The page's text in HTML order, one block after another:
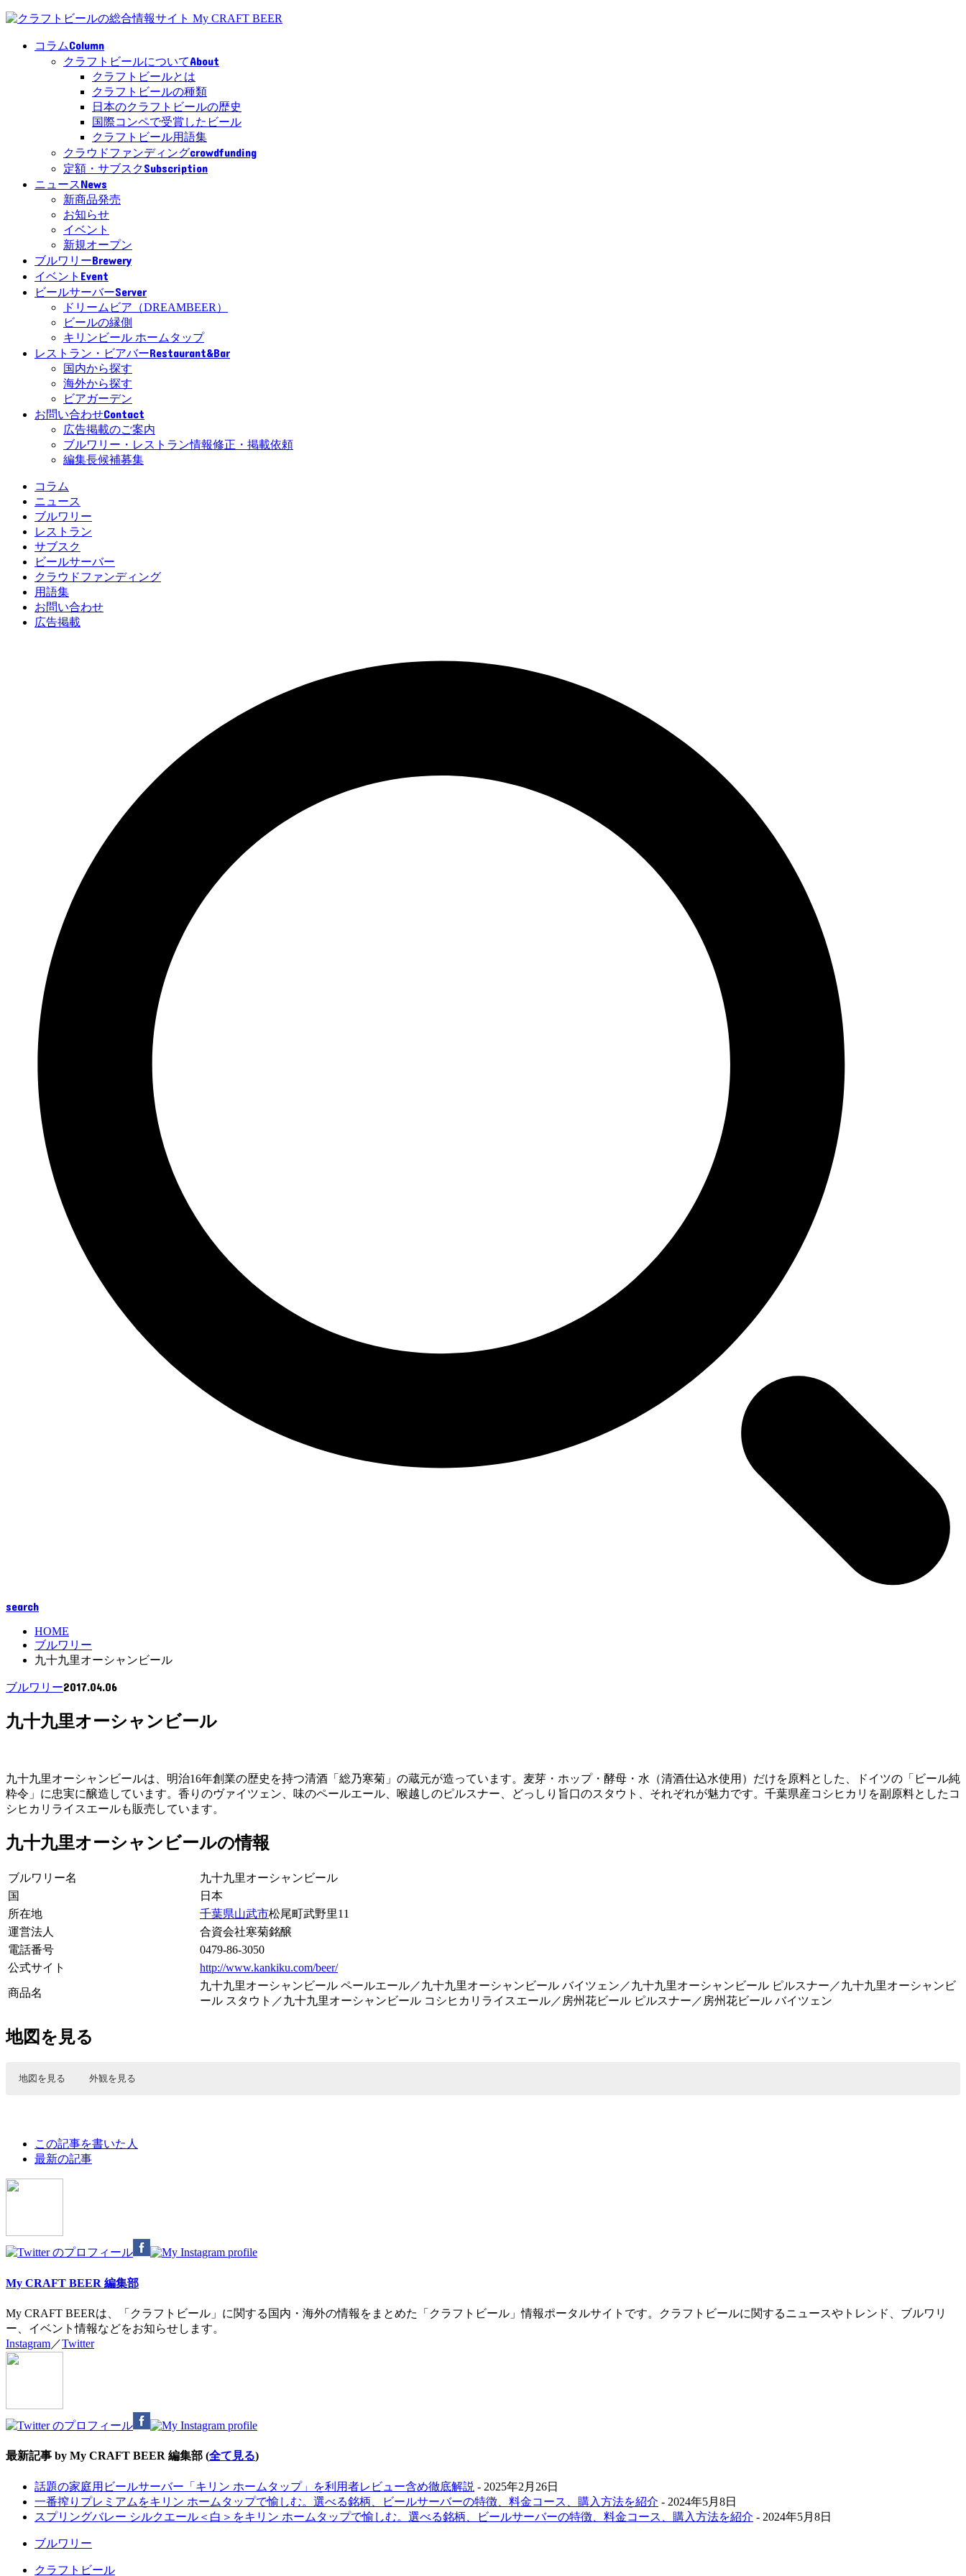
コラムColumn
クラフトビールについてAbout
クラフトビールとは
クラフトビールの種類
日本のクラフトビールの歴史
国際コンペで受賞したビール
クラフトビール用語集
クラウドファンディングcrowdfunding
定額・サブスクSubscription
ニュースNews
新商品発売
お知らせ
イベント
新規オープン
ブルワリーBrewery
イベント Event
ビールサーバーServer
ドリームビア（DREAMBEER）
ビールの縁側
キリンビール ホームタップ
レストラン・ビアバーRestaurant&Bar
国内から探す
海外から探す
ビアガーデン
お問い合わせContact
広告掲載のご案内
ブルワリー・レストラン情報修正・掲載依頼
編集長候補募集
コラム
ニュース
ブルワリー
レストラン
サブスク
ビールサーバー
クラウドファンディング
用語集
お問い合わせ
広告掲載
search
HOME
ブルワリー
九十九里オーシャンビール
ブルワリー2017.04.06
九十九里オーシャンビール
九十九里オーシャンビールは、明治16年創業の歴史を持つ清酒「総乃寒菊」の蔵元が造っています。麦芽・ホップ・酵母・水（清酒仕込水使用）だけを原料とした、ドイツの「ビール純
粋令」に忠実に醸造しています。香りのヴァイツェン、味のペールエール、喉越しのピルスナー、どっしり旨口のスタウト、それぞれが魅力です。千葉県産コシヒカリを副原料としたコ
シヒカリライスエールも販売しています。
九十九里オーシャンビールの情報
ブルワリー名
九十九里オーシャンビール
国
日本
所在地
千葉県山武市松尾町武野里11
運営法人
合資会社寒菊銘醸
電話番号
0479-86-3050
公式サイト
http://www.kankiku.com/beer/
商品名
九十九里オーシャンビール ペールエール／九十九里オーシャンビール バイツェン／九十九里オーシャンビール ピルスナー／九十九里オーシャンビ
ール スタウト／九十九里オーシャンビール コシヒカリライスエール／房州花ビール ピルスナー／房州花ビール バイツェン
地図を見る
地図を見る 外観を見る
following
tabs
change
この記事を書いた人
最新の記事
My CRAFT BEER 編集部
My CRAFT BEERは、「クラフトビール」に関する国内・海外の情報をまとめた「クラフトビール」情報ポータルサイトです。クラフトビールに関するニュースやトレンド、ブルワリ
ー、イベント情報などをお知らせします。
Instagram／Twitter
最新記事 by My CRAFT BEER 編集部 (全て見る)
話題の家庭用ビールサーバー「キリン ホームタップ」を利用者レビュー含め徹底解説 - 2025年2月26日
一番搾りプレミアムをキリン ホームタップで愉しむ。選べる銘柄、ビールサーバーの特徴、料金コース、購入方法を紹介 - 2024年5月8日
スプリングバレー シルクエール＜白＞をキリン ホームタップで愉しむ。選べる銘柄、ビールサーバーの特徴、料金コース、購入方法を紹介 - 2024年5月8日
ブルワリー
クラフトビール